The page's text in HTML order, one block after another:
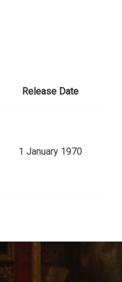
Release Date
1 January 1970